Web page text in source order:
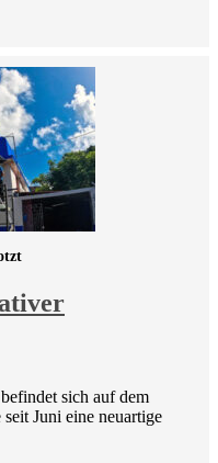
sich auf dem
Juni eine neuartige